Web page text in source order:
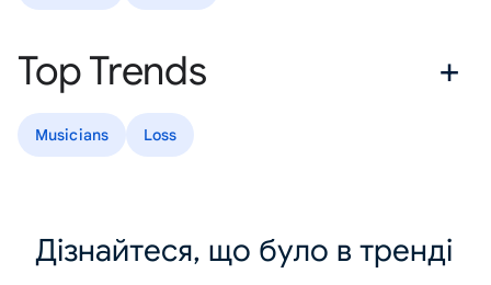
Top Trends
Musicians Loss
Дізнайтеся, що було в тренді